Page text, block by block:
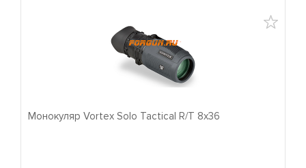
Монокуляр Vortex Solo Tactical R/T 8x36